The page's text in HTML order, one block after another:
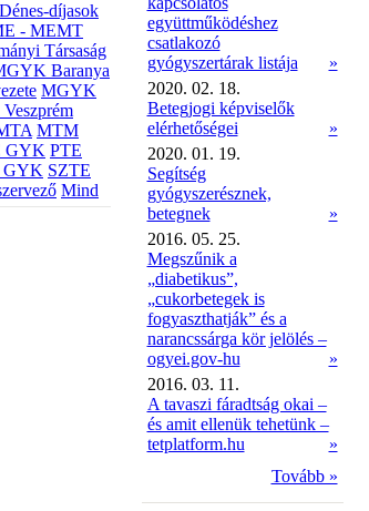
díjasok
- MEMT
Társaság
Baranya
MGYK
MTM
GYK PTE
GYK SZTE
Mind
együttműködéshez
csatlakozó
gyógyszertárak listája
»
2020. 02. 18.
Betegjogi képviselők
elérhetőségei
»
2020. 01. 19.
Segítség
gyógyszerésznek,
betegnek
»
2016. 05. 25.
Megszűnik a
„diabetikus”,
„cukorbetegek is
fogyaszthatják” és a
narancssárga kör jelölés –
ogyei.gov-hu
»
2016. 03. 11.
A tavaszi fáradtság okai –
és amit ellenük tehetünk –
tetplatform.hu
»
Tovább »